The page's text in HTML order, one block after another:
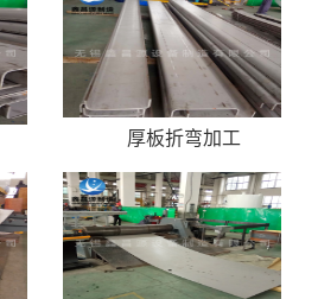
厚板折弯加工